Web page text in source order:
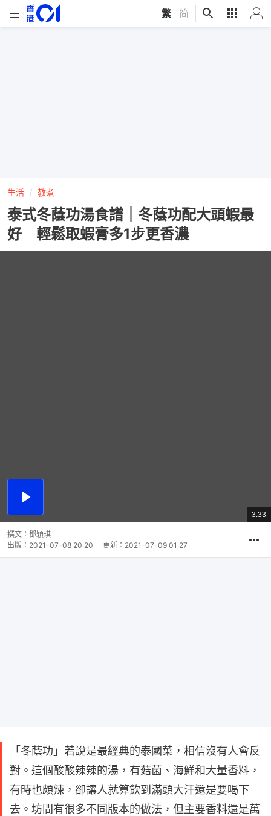
繁 简
生活 教煮
泰式冬蔭功湯食譜｜冬蔭功配大頭蝦最
好 輕鬆取蝦膏多1步更香濃
播
總
共
3:33
撰文： 鄧穎琪
出版： 2021-07-08 20:20 更新： 2021-07-09 01:27
「冬蔭功」若說是最經典的泰國菜，相信沒有人會反
對。這個酸酸辣辣的湯，有菇菌、海鮮和大量香料，
有時也頗辣，卻讓人就算飲到滿頭大汗還是要喝下
去。坊間有很多不同版本的做法，但主要香料還是萬